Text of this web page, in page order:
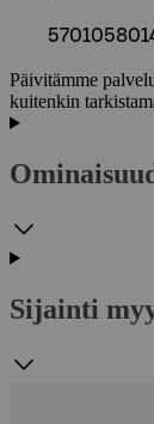
Päivitämme
kuitenkin
Sijainti